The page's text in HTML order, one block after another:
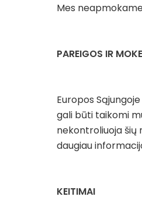
Mes
PAREIGOS IR
Europos
gali būti taikomi
nekontroliuoja šių
daugiau
KEITIMAI